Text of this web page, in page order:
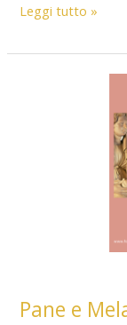
Pubblicazione
Vantaggi
Leggi tutto »
Pane e